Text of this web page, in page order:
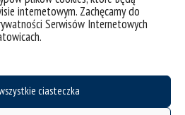
internetowym. Zachęcamy do
Serwisów Internetowych
ciasteczka